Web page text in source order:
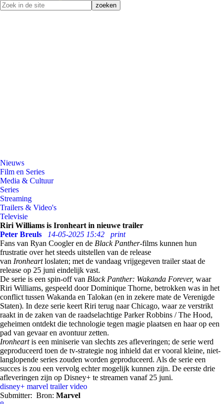
Nieuws
Film en Series
Media & Cultuur
Series
Streaming
Trailers & Video's
Televisie
Riri Williams is Ironheart in nieuwe trailer
Peter Breuls
14-05-2025 15:42
print
Fans van Ryan Coogler en de Black Panther-films kunnen hun
frustratie over het steeds uitstellen van de release
van Ironheartloslaten; met de vandaag vrijgegeven trailer staat de
release op 25 juni eindelijk vast.
De serie is een spin-off van Black Panther: Wakanda Forever, waar
Riri Williams, gespeeld door Dominique Thorne, betrokken was in het
conflict tussen Wakanda en Talokan (en in zekere mate de Verenigde
Staten). In deze serie keert Riri terug naar Chicago, waar ze verstrikt
raakt in de zaken van de raadselachtige Parker Robbins / The Hood,
geheimen ontdekt die technologie tegen magie plaatsen en haar op een
pad van gevaar en avontuur zetten.
Ironheartis een miniserie van slechts zes afleveringen; de serie werd
geproduceerd toen de tv-strategie nog inhield dat er vooral kleine, niet-
langlopende series zouden worden geproduceerd. Als de serie een
succes is zou een vervolg echter mogelijk kunnen zijn. De eerste drie
afleveringen zijn op Disney+ te streamen vanaf 25 juni.
disney+ marvel trailer video
Submitter: Bron: Marvel